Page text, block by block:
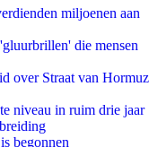
miljoenen aan
die mensen
over Straat van Hormuz
niveau in ruim drie jaar
begonnen